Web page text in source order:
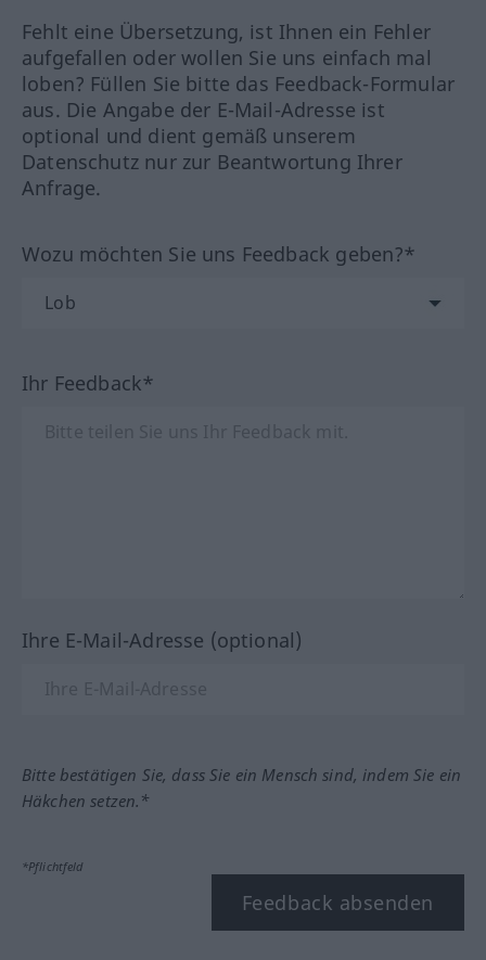
Fehlt eine Übersetzung, ist Ihnen ein Fehler
aufgefallen oder wollen Sie uns einfach mal
loben? Füllen Sie bitte das Feedback-Formular
aus. Die Angabe der E-Mail-Adresse ist
optional und dient gemäß unserem
Datenschutz nur zur Beantwortung Ihrer
Anfrage.
Wozu möchten Sie uns Feedback geben?*
Ihr Feedback*
Ihre E-Mail-Adresse (optional)
Bitte bestätigen Sie, dass Sie ein Mensch sind, indem Sie ein
Häkchen setzen.*
*Pflichtfeld
Feedback absenden